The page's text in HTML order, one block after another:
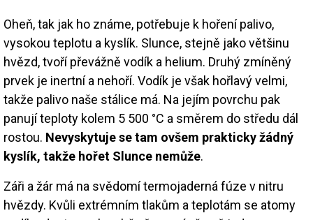
Oheň, tak jak ho známe, potřebuje k hoření palivo,
vysokou teplotu a kyslík. Slunce, stejně jako většinu
hvězd, tvoří převážně vodík a helium. Druhý zmíněný
prvek je inertní a nehoří. Vodík je však hořlavý velmi,
takže palivo naše stálice má. Na jejím povrchu pak
panují teploty kolem 5 500 °C a směrem do středu dál
rostou. Nevyskytuje se tam ovšem prakticky žádný
kyslík, takže hořet Slunce nemůže.
Záři a žár má na svědomí termojaderná fúze v nitru
hvězdy. Kvůli extrémním tlakům a teplotám se atomy